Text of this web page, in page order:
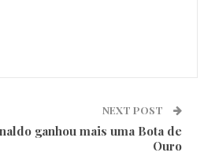
NEXT POST
ganhou mais uma Bota de
Ouro